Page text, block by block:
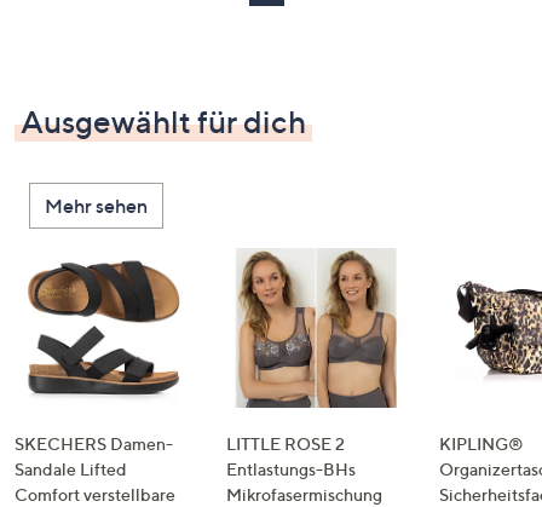
Ausgewählt für dich
Mehr sehen
SKECHERS Damen-
Sandale Lifted
Comfort verstellbare
LITTLE ROSE 2
Entlastungs-BHs
Mikrofasermischung
KIPLING®